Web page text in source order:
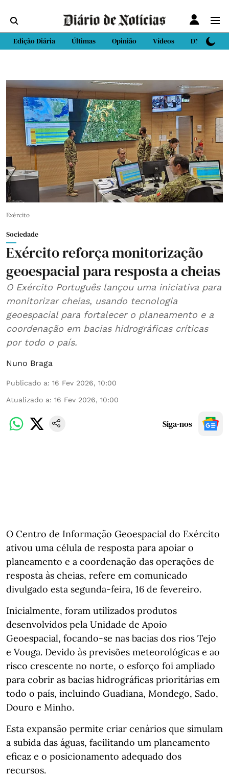
Edição Diária Últimas Opinião Vídeos DN Sport
Exército
Sociedade
Exército reforça monitorização
geoespacial para resposta a cheias
O Exército Português lançou uma iniciativa para
monitorizar cheias, usando tecnologia
geoespacial para fortalecer o planeamento e a
coordenação em bacias hidrográficas críticas
por todo o país.
Nuno Braga
Publicado a: 16 Fev 2026, 10:00
Atualizado a: 16 Fev 2026, 10:00
Siga-nos
O Centro de Informação Geoespacial do Exército
ativou uma célula de resposta para apoiar o
planeamento e a coordenação das operações de
resposta às cheias, refere em comunicado
divulgado esta segunda-feira, 16 de fevereiro.
Inicialmente, foram utilizados produtos
desenvolvidos pela Unidade de Apoio
Geoespacial, focando-se nas bacias dos rios Tejo
e Vouga. Devido às previsões meteorológicas e ao
risco crescente no norte, o esforço foi ampliado
para cobrir as bacias hidrográficas prioritárias em
todo o país, incluindo Guadiana, Mondego, Sado,
Douro e Minho.
Esta expansão permite criar cenários que simulam
a subida das águas, facilitando um planeamento
eficaz e o posicionamento adequado dos
recursos.